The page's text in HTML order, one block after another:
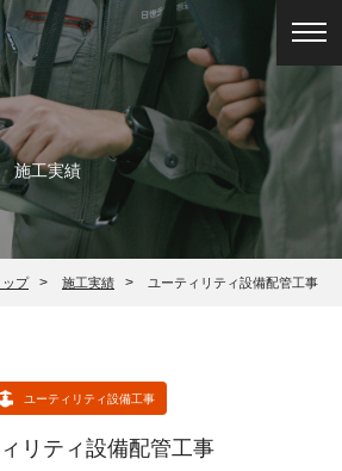
施工実績
ップ> 施工実績 > ユーティリティ設備配管工事
ユーティリティ設備工事
リティ設備配管工事